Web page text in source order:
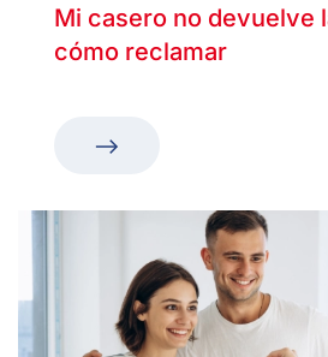
Mi casero no devuelve
cómo reclamar